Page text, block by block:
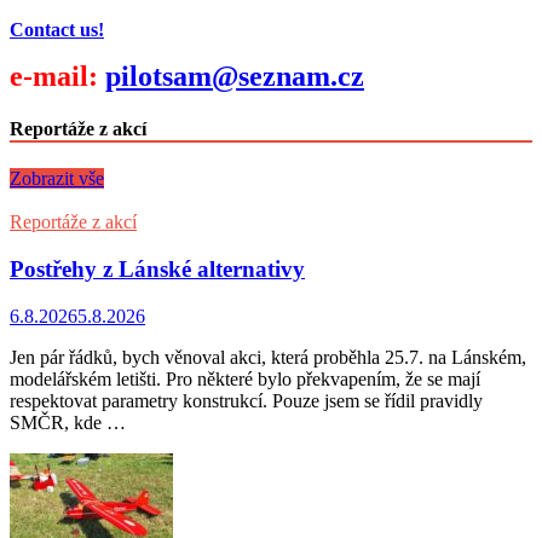
Contact us!
e-mail: pilotsam@seznam.cz
Reportáže z akcí
Zobrazit vše
Reportáže z akcí
Postřehy z Lánské alternativy
6.8.20265.8.2026
Jen pár řádků, bych věnoval akci, která proběhla 25.7. na Lánském,
modelářském letišti. Pro některé bylo překvapením, že se mají
respektovat parametry konstrukcí. Pouze jsem se řídil pravidly
SMČR, kde …